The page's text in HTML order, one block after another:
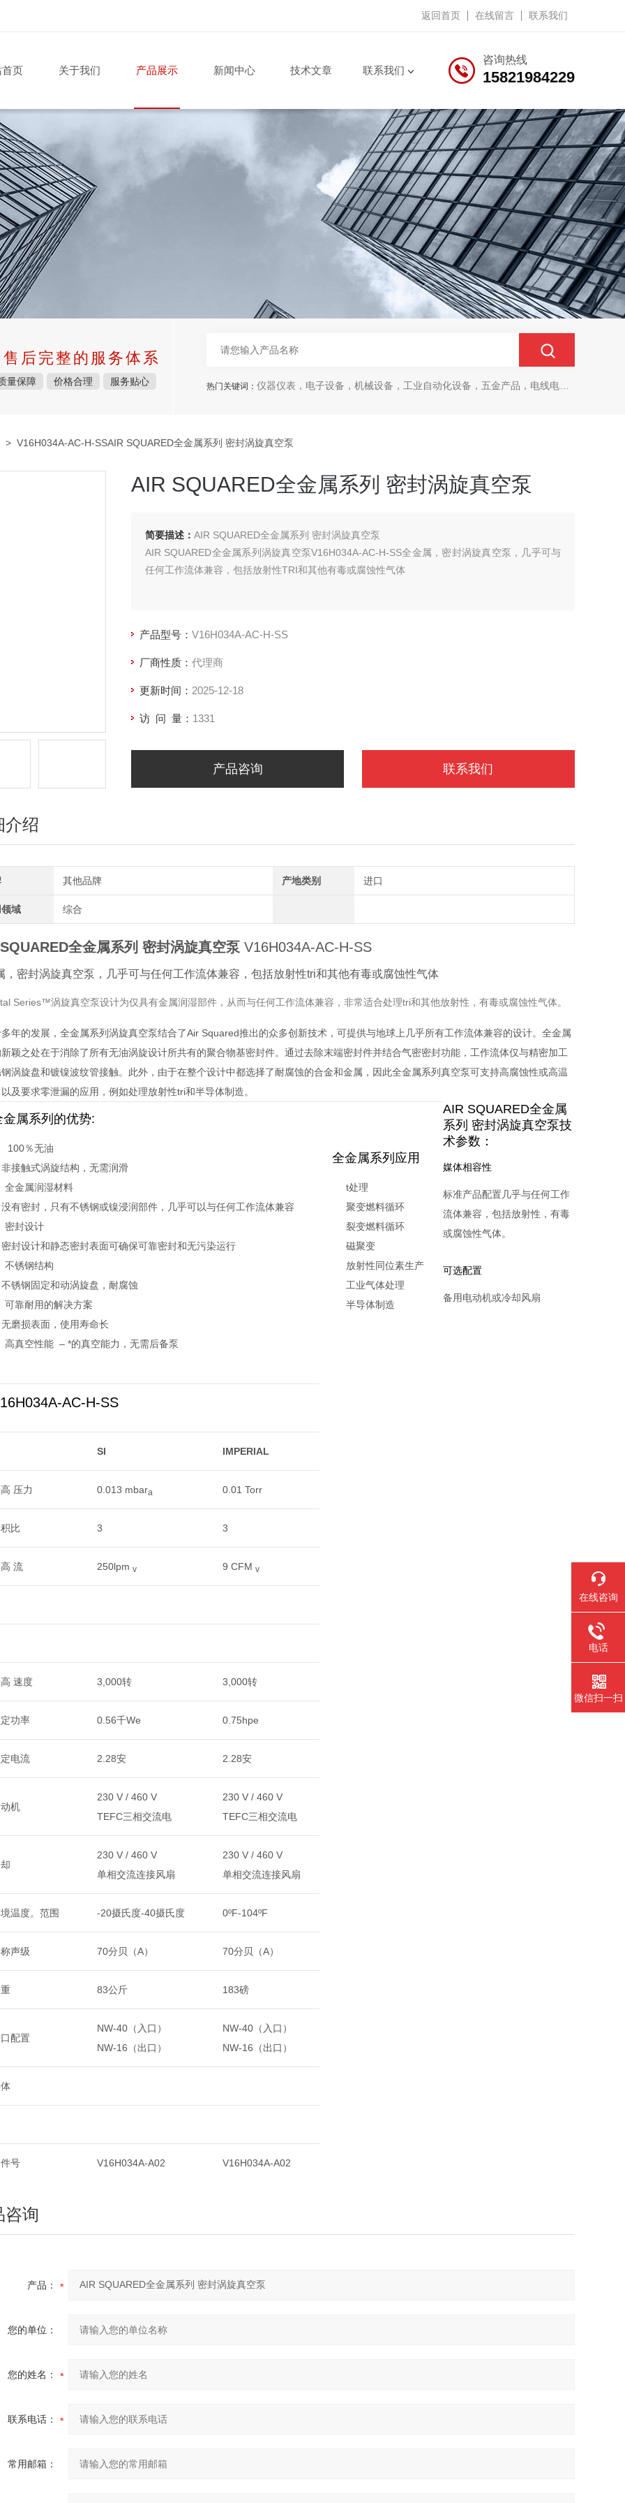
返回首页 在线留言 联系我们
咨询热线
15821984229
首页 关于我们 产品展示 新闻中心 技术文章 联系我们
后完整的服务体系
量保障 价格合理 服务贴心 热门关键词： 仪器仪表，电子设备，机械设备，工业自动化设备，五金产品，电线电缆，金属材料，电子
> V16H034A-AC-H-SSAIR SQUARED全金属系列 密封涡旋真空泵
AIR SQUARED全金属系列 密封涡旋真空泵
简要描述： AIR SQUARED全金属系列 密封涡旋真空泵
AIR SQUARED全金属系列涡旋真空泵V16H034A-AC-H-SS全金属，密封涡旋真空泵，几乎可与
任何工作流体兼容，包括放射性TRI和其他有毒或腐蚀性气体
产品型号： V16H034A-AC-H-SS
厂商性质： 代理商
更新时间： 2025-12-18
访 问 量： 1331
产品咨询 联系我们
介绍
其他品牌 产地类别 进口
域 综合
全金属系列 密封涡旋真空泵 V16H034A-AC-H-SS
，密封涡旋真空泵，几乎可与任何工作流体兼容，包括放射性tri和其他有毒或腐蚀性气体
Series™涡旋真空泵设计为仅具有金属润湿部件，从而与任何工作流体兼容，非常适合处理tri和其他放射性，有毒或腐蚀性气体。
年的发展，全金属系列涡旋真空泵结合了Air Squared推出的众多创新技术，可提供与地球上几乎所有工作流体兼容的设计。 全金属
颖之处在于消除了所有无油涡旋设计所共有的聚合物基密封件。通过去除末端密封件并结合气密密封功能，工作流体仅与精密加工
涡旋盘和镀镍波纹管接触。此外，由于在整个设计中都选择了耐腐蚀的合金和金属，因此全金属系列真空泵可支持高腐蚀性或高温
及要求零泄漏的应用，例如处理放射性tri和半导体制造。
金属系列的优势:
100％无油
非接触式涡旋结构，无需润滑
全金属润湿材料
没有密封，只有不锈钢或镍浸润部件，几乎可以与任何工作流体兼容
密封设计
密封设计和静态密封表面可确保可靠密封和无污染运行
不锈钢结构
不锈钢固定和动涡旋盘，耐腐蚀
可靠耐用的解决方案
无磨损表面，使用寿命长
高真空性能 – *的真空能力，无需后备泵
全金属系列应用
t处理
聚变燃料循环
裂变燃料循环
磁聚变
放射性同位素生产
工业气体处理
半导体制造
AIR SQUARED全金属
系列 密封涡旋真空泵技
术参数：
AC-H-SS
SI IMPERIAL
压力 0.013 mbara 0.01 Torr
比 3 3
流 250lpm v 9 CFM v
速度 3,000转 3,000转
功率 0.56千We 0.75hpe
电流 2.28安 2.28安
机
230 V / 460 V
TEFC三相交流电
230 V / 460 V
TEFC三相交流电
230 V / 460 V
单相交流连接风扇
230 V / 460 V
单相交流连接风扇
温度。范围 -20摄氏度-40摄氏度 0ºF-104ºF
声级 70分贝（A） 70分贝（A）
83公斤 183磅
配置
NW-40（入口）
NW-16（出口）
NW-40（入口）
NW-16（出口）
号 V16H034A-A02 V16H034A-A02
媒体相容性
标准产品配置几乎与任何工作
流体兼容，包括放射性，有毒
或腐蚀性气体。
可选配置
备用电动机或冷却风扇
咨询
产品：
您的单位：
您的姓名：
联系电话：
常用邮箱：
在线咨询
电话
微信扫一扫